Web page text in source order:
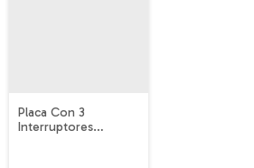
Placa Con 3
Interruptores